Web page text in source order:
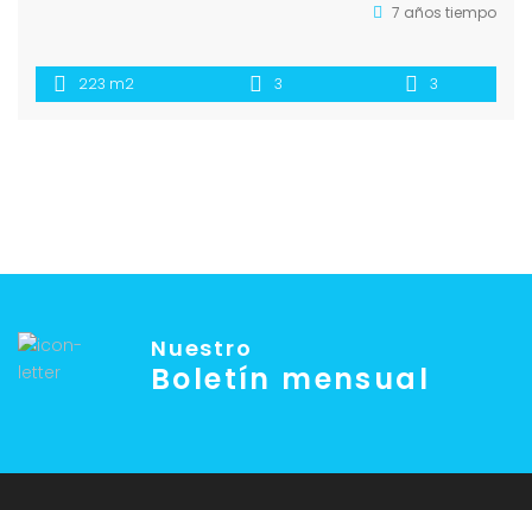
7 años tiempo
223 m2 3 3
Nuestro
Boletín mensual